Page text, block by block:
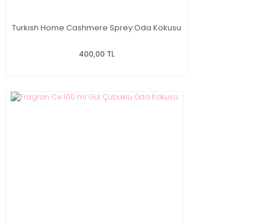
Turkısh Home Cashmere Sprey Oda Kokusu
400,00 TL